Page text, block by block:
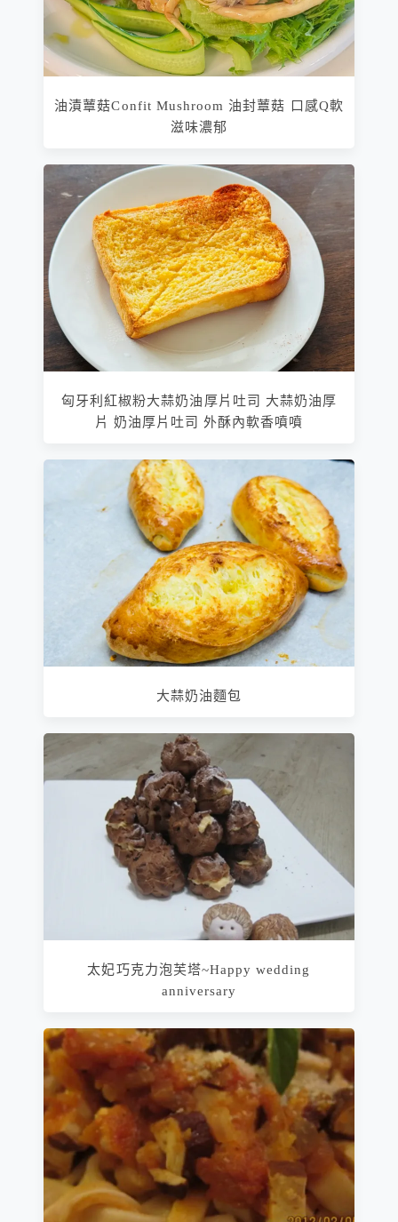
油漬蕈菇Confit Mushroom 油封蕈菇 口感Q軟
滋味濃郁
匈牙利紅椒粉大蒜奶油厚片吐司 大蒜奶油厚
片 奶油厚片吐司 外酥內軟香噴噴
大蒜奶油麵包
太妃巧克力泡芙塔~Happy wedding
anniversary